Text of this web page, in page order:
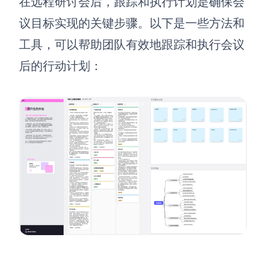
议目标实现的关键步骤。以下是一些方法和
工具，可以帮助团队有效地跟踪和执行会议
后的行动计划：